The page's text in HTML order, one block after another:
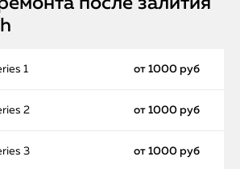
1 от 1000 руб
2 от 1000 руб
3 от 1000 руб